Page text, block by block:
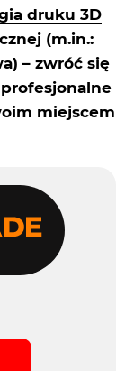
druku 3D
(m.in.:
– zwróć się
miejscem